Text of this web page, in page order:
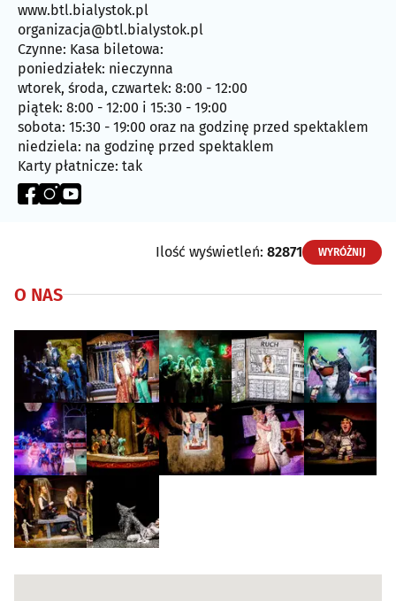
www.btl.bialystok.pl
organizacja@btl.bialystok.pl
Czynne: Kasa biletowa:
poniedziałek: nieczynna
wtorek, środa, czwartek: 8:00 - 12:00
piątek: 8:00 - 12:00 i 15:30 - 19:00
sobota: 15:30 - 19:00 oraz na godzinę przed spektaklem
niedziela: na godzinę przed spektaklem
Karty płatnicze: tak
Ilość wyświetleń: 82871 WYRÓŻNIJ
O NAS